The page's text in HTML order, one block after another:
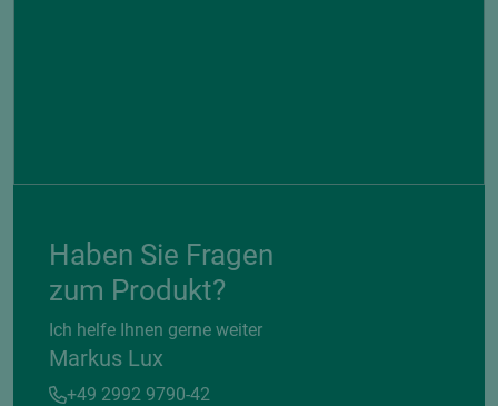
Haben Sie Fragen
zum Produkt?
Ich helfe Ihnen gerne weiter
Markus Lux
+49 2992 9790-42